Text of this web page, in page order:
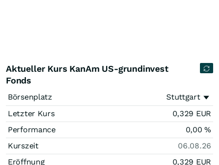
Aktueller Kurs KanAm US-grundinvest
Fonds
Börsenplatz
Stuttgart
Letzter Kurs
0,329 EUR
Performance
0,00%
Kurszeit
06.08.26
Eröffnung
0,329 EUR